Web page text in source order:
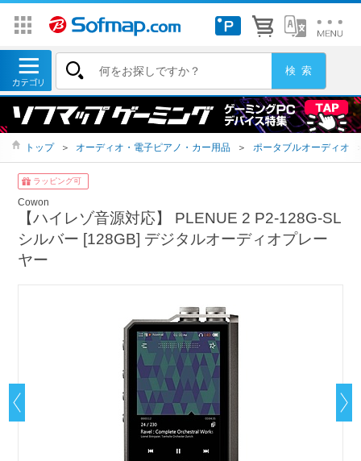
トップ ＞ オーディオ・電子ピアノ・カー用品 ＞ ポータブルオーディオ
ラッピング可
Cowon
【ハイレゾ音源対応】 PLENUE 2 P2-128G-SL
シルバー [128GB] デジタルオーディオプレー
ヤー